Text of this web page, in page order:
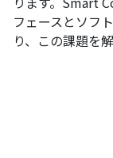
フェースとソフ
り、この課題を